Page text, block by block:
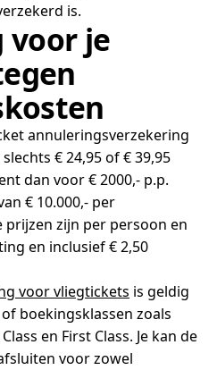
is.
voor je
annuleringsverzekering
€ 24,95 of € 39,95
dan voor € 2000,- p.p.
€ 10.000,- per
prijzen zijn per persoon en
en inclusief € 2,50
voor vliegtickets is geldig
boekingsklassen zoals
en First Class. Je kan de
voor zowel